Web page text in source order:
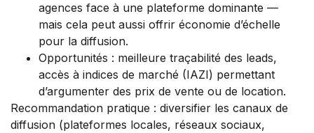
agences face à une plateforme dominante —
mais cela peut aussi offrir économie d’échelle
pour la diffusion.
Opportunités : meilleure traçabilité des leads,
accès à indices de marché (IAZI) permettant
d’argumenter des prix de vente ou de location.
Recommandation pratique : diversifier les canaux de
diffusion (plateformes locales, réseaux sociaux,